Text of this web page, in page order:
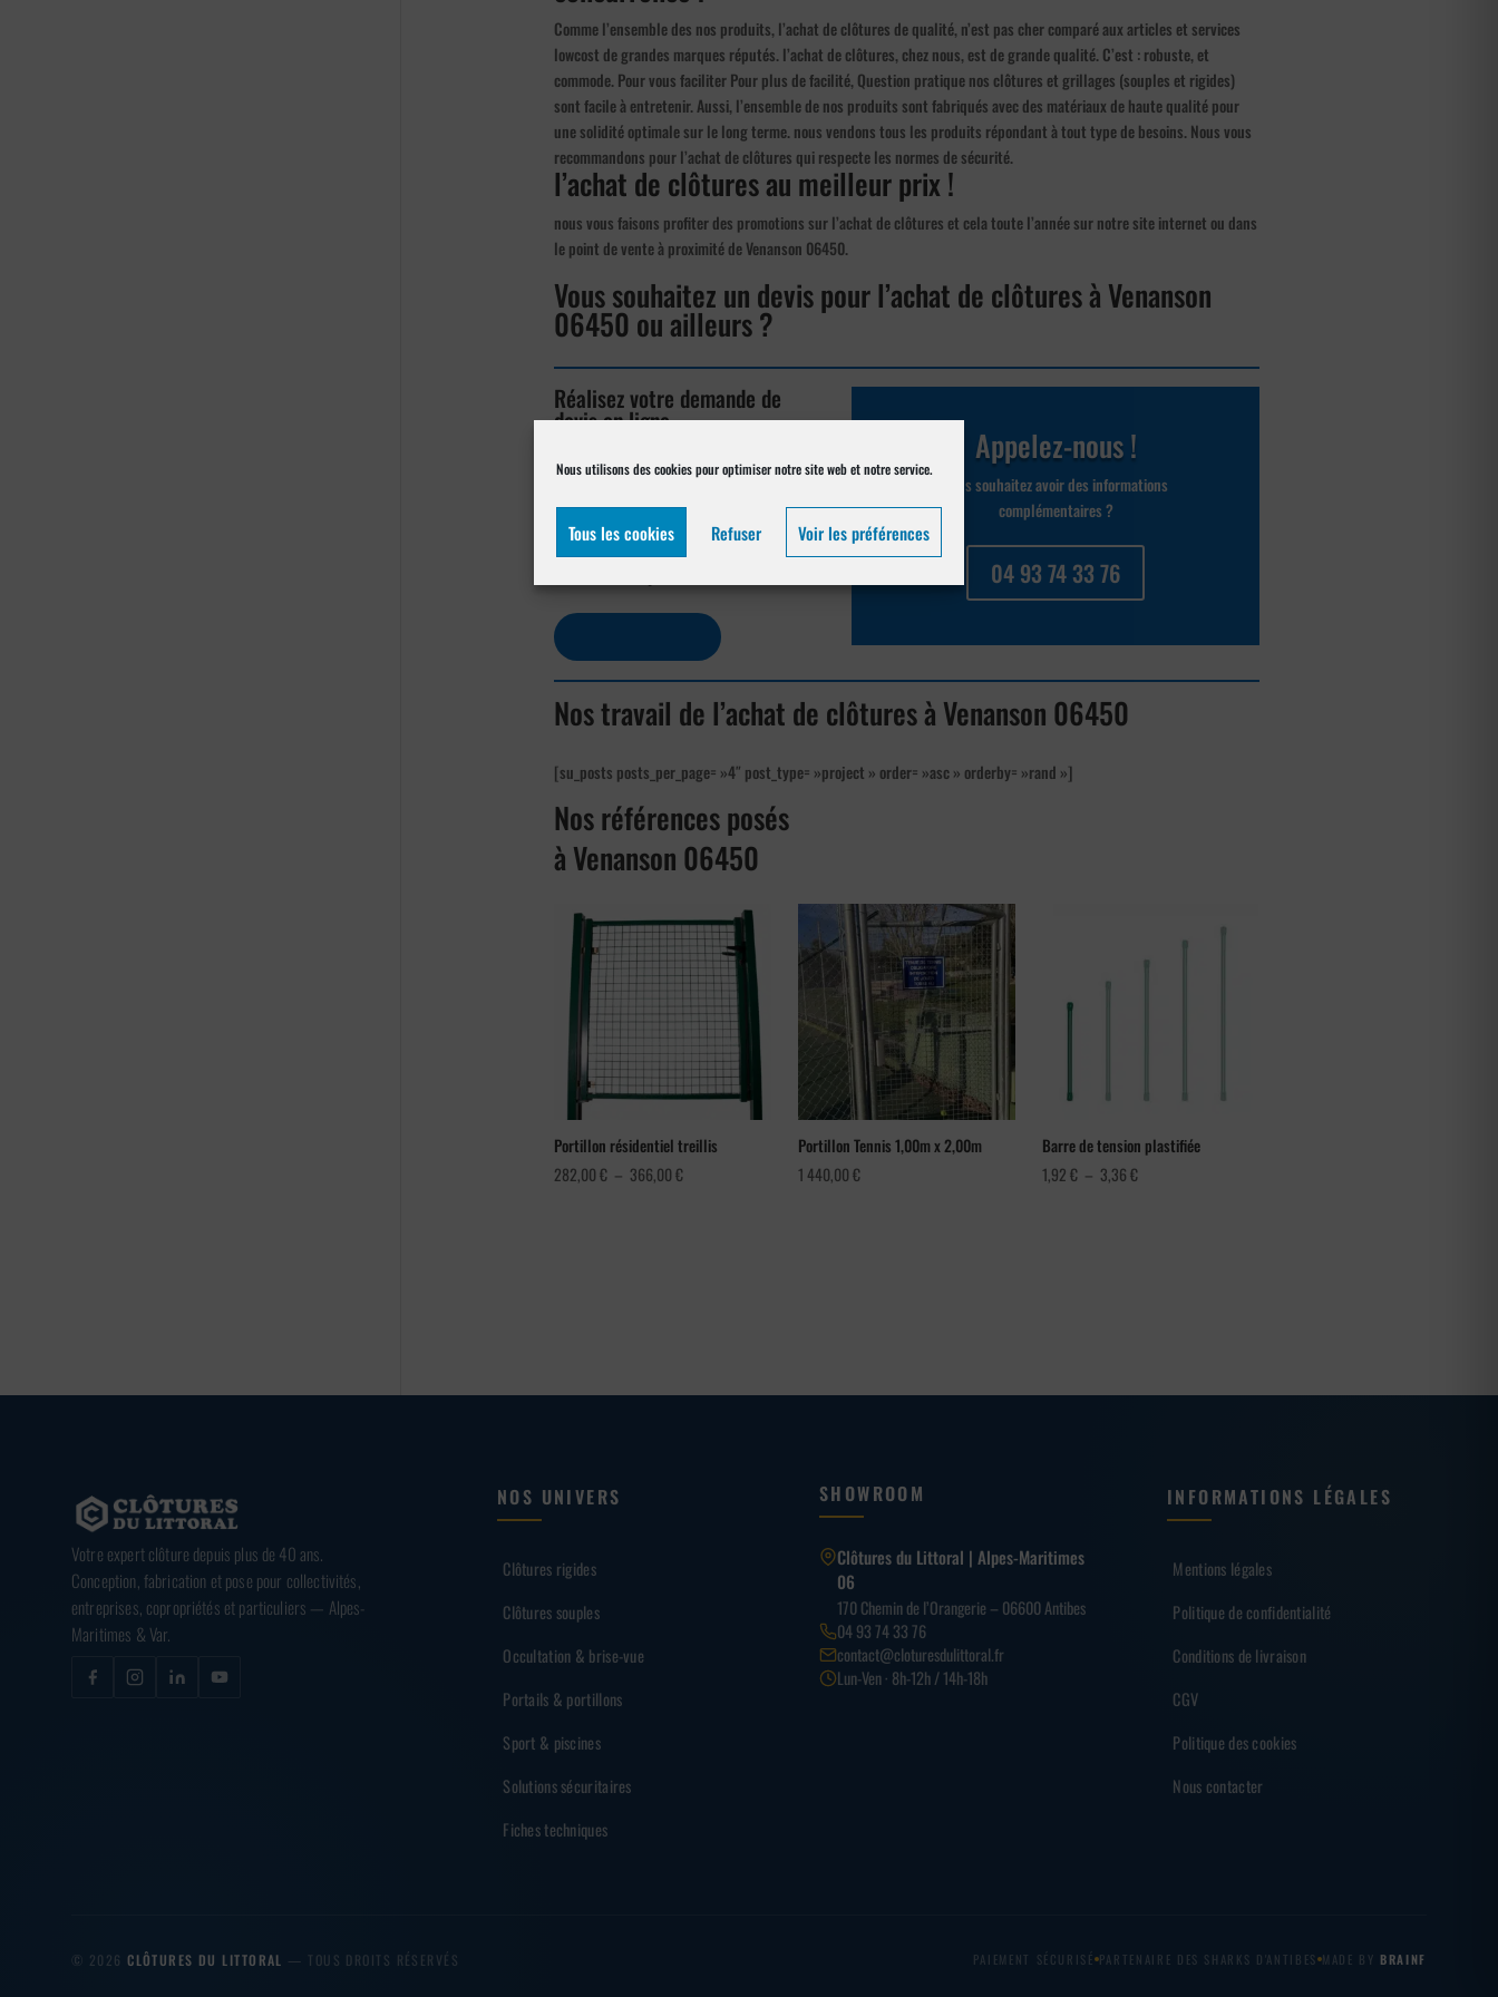
Nous utilisons des cookies pour optimiser notre site web et notre service.
Tous les cookies Refuser Voir les préférences
Comme l’ensemble des nos produits, l’achat de clôtures de qualité, n’est pas cher comparé aux articles et services
lowcost de grandes marques réputés. l’achat de clôtures, chez nous, est de grande qualité. C’est : robuste, et
commode. Pour vous faciliter Pour plus de facilité, Question pratique nos clôtures et grillages (souples et rigides)
sont facile à entretenir. Aussi, l’ensemble de nos produits sont fabriqués avec des matériaux de haute qualité pour
une solidité optimale sur le long terme. nous vendons tous les produits répondant à tout type de besoins. Nous vous
recommandons pour l’achat de clôtures qui respecte les normes de sécurité.
l’achat de clôtures au meilleur prix !
nous vous faisons profiter des promotions sur l’achat de clôtures et cela toute l’année sur notre site internet ou dans
le point de vente à proximité de Venanson 06450.
Vous souhaitez un devis pour l’achat de clôtures à Venanson
06450 ou ailleurs ?
Réalisez votre demande de
devis en ligne
Demander un devis pour
Appelez-nous !
Vous souhaitez avoir des informations
complémentaires ?
04 93 74 33 76
Nos travail de l’achat de clôtures à Venanson 06450
[su_posts posts_per_page= »4″ post_type= »project » order= »asc » orderby= »rand »]
Nos références posés
à Venanson 06450
Portillon résidentiel treillis
282,00€ – 366,00€Plage
Portillon Tennis 1,00m x 2,00m
1 440,00€
Barre de tension plastifiée
1,92€ – 3,36€Plage
Votre expert clôture depuis plus de 40 ans.
Conception, fabrication et pose pour collectivités,
entreprises, copropriétés et particuliers — Alpes-
Maritimes & Var.
NOS UNIVERS
Clôtures rigides
Clôtures souples
Occultation & brise-vue
Portails & portillons
Sport & piscines
Solutions sécuritaires
Fiches techniques
SHOWROOM
Clôtures du Littoral | Alpes-Maritimes
06
170 Chemin de l’Orangerie – 06600 Antibes
04 93 74 33 76
contact@cloturesdulittoral.fr
Lun-Ven · 8h-12h / 14h-18h
INFORMATIONS LÉGALES
Mentions légales
Politique de confidentialité
Conditions de livraison
CGV
Politique des cookies
Nous contacter
© 2026CLÔTURES DU LITTORAL — TOUS DROITS RÉSERVÉS PAIEMENT SÉCURISÉ PARTENAIRE DES SHARKS D'ANTIBES MADE BY BRAINF